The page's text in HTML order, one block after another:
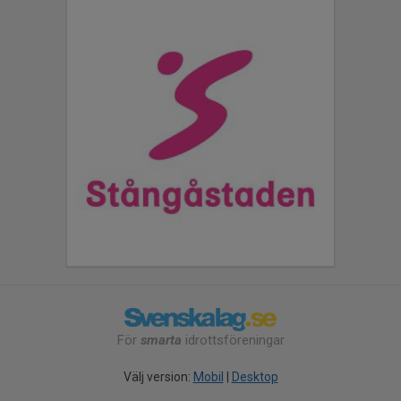
För smarta idrottsföreningar
Välj version: Mobil | Desktop